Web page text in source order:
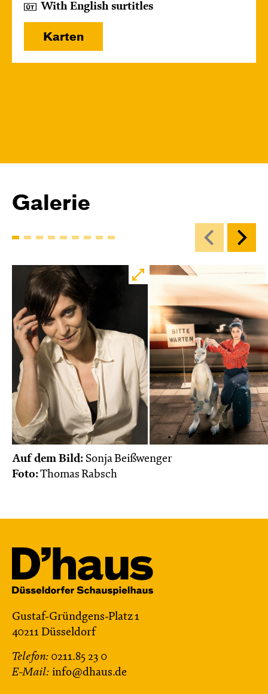
With English surtitles
Karten
Galerie
Auf dem Bild: Sonja Beißwenger
Foto:Thomas Rabsch
Gustaf-Gründgens-Platz 1
40211 Düsseldorf
Telefon: 0211.85 23 0
E-Mail: info@dhaus.de